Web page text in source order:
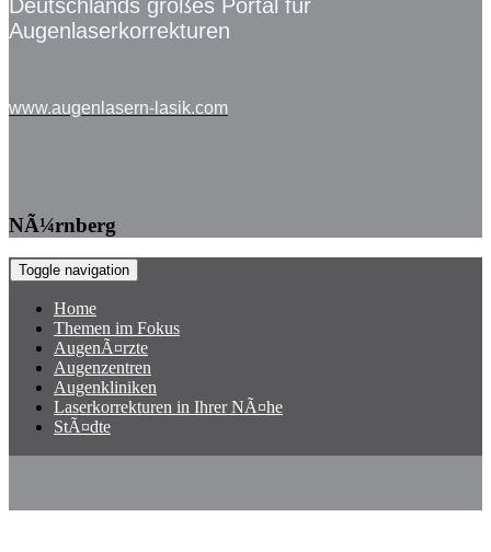
Deutschlands großes Portal für
Augenlaserkorrekturen
www.augenlasern-lasik.com
NÃ¼rnberg
Toggle navigation
Home
Themen im Fokus
AugenÃ¤rzte
Augenzentren
Augenkliniken
Laserkorrekturen in Ihrer NÃ¤he
StÃ¤dte